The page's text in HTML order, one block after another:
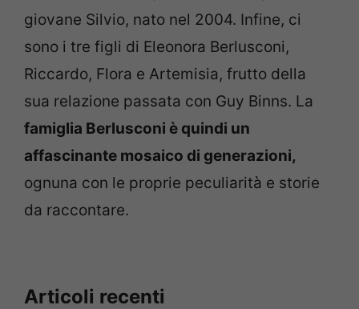
giovane Silvio, nato nel 2004. Infine, ci
sono i tre figli di Eleonora Berlusconi,
Riccardo, Flora e Artemisia, frutto della
sua relazione passata con Guy Binns. La
famiglia Berlusconi è quindi un
affascinante mosaico di generazioni,
ognuna con le proprie peculiarità e storie
da raccontare.
Articoli recenti